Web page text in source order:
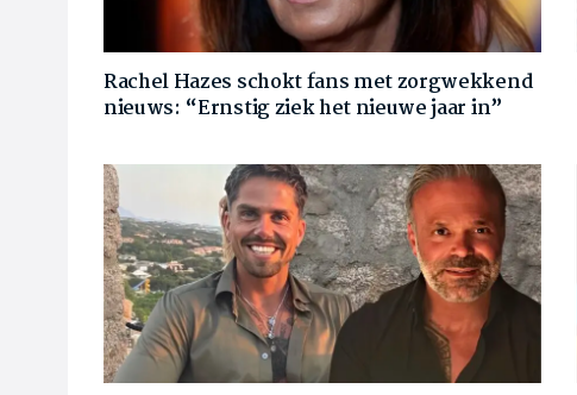
Rachel Hazes schokt fans met zorgwekkend
nieuws: “Ernstig ziek het nieuwe jaar in”